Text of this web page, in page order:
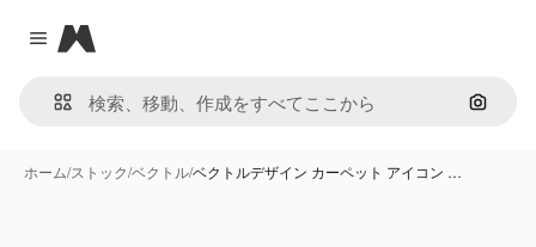
Close menu
Magnific
画像で
ホーム/ストック/ベクトル/ベクトルデザイン カーペット アイコン …